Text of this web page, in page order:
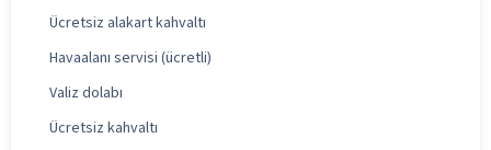
Ücretsiz alakart kahvaltı
Havaalanı servisi (ücretli)
Valiz dolabı
Ücretsiz kahvaltı